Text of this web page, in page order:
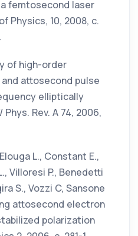
femtosecond laser
Physics, 10, 2008, c.
of high-order
attosecond pulse
elliptically
Rev. A 74, 2006,
L., Constant E.,
Villoresi P., Benedetti
S., Vozzi C, Sansone
attosecond electron
polarization